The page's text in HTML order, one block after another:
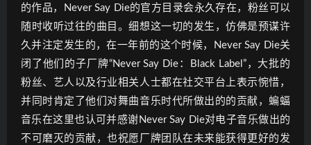
的作品，Never Say Die的官方目录会永久存在，粉丝可以
随时收听过往的曲目。细想这一切的发生，仿佛是预谋许
久并注定发生的，在一年前的这个时候，Never Say Die关
闭了他们的子厂牌“Never Say Die：Black Label”，大批的
粉丝、艺人以及行业相关人士都在社交平台上表示惋惜，
并同时肯定了他们对舞曲音乐时代所做出的的贡献，蝙蝠
音乐在这里也认可并感谢Never Say Die对电子音乐做出的
不可磨灭的贡献，也祝愿厂牌团队在未来能获得更好的发